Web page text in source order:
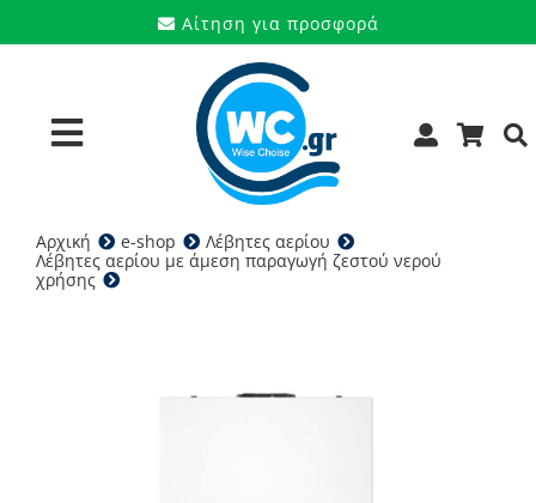
στο
Αίτηση για προσφορά
Toggle
Navigation
Προϊόντα
Αρχική e-shop
Λέβητες αερίου
Λέβητες αερίου με άμεση παραγωγή ζεστού νερού
χρήσης